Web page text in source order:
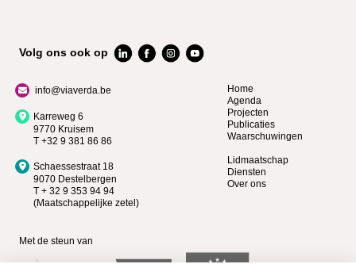
Volg ons ook op
info@viaverda.be
Karreweg 6
9770 Kruisem
T +32 9 381 86 86
Schaessestraat 18
9070 Destelbergen
T + 32 9 353 94 94
(Maatschappelijke zetel)
Home
Agenda
Projecten
Publicaties
Waarschuwingen
Lidmaatschap
Diensten
Over ons
Met de steun van